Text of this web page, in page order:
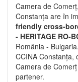
Camera de
Constanța are în
friendly cross-
- HERITAGE RO-
România -
CCINA Constanța,
Camera de
partener.